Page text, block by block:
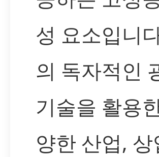
성 요소입니
의 독자적인
기술을 활용
양한 산업,